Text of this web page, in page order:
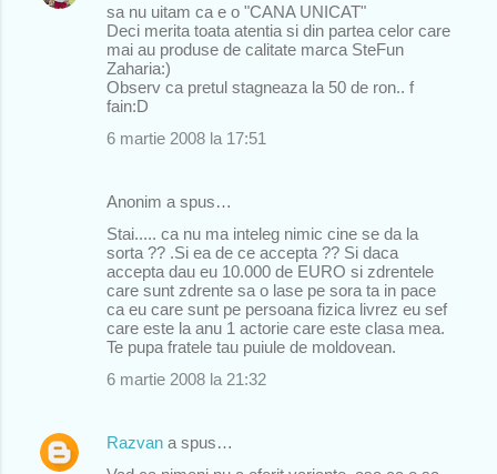
sa nu uitam ca e o "CANA UNICAT"
Deci merita toata atentia si din partea celor care
mai au produse de calitate marca SteFun
Zaharia:)
Observ ca pretul stagneaza la 50 de ron.. f
fain:D
6 martie 2008 la 17:51
Anonim a spus…
Stai..... ca nu ma inteleg nimic cine se da la
sorta ?? .Si ea de ce accepta ?? Si daca
accepta dau eu 10.000 de EURO si zdrentele
care sunt zdrente sa o lase pe sora ta in pace
ca eu care sunt pe persoana fizica livrez eu sef
care este la anu 1 actorie care este clasa mea.
Te pupa fratele tau puiule de moldovean.
6 martie 2008 la 21:32
Razvan a spus…